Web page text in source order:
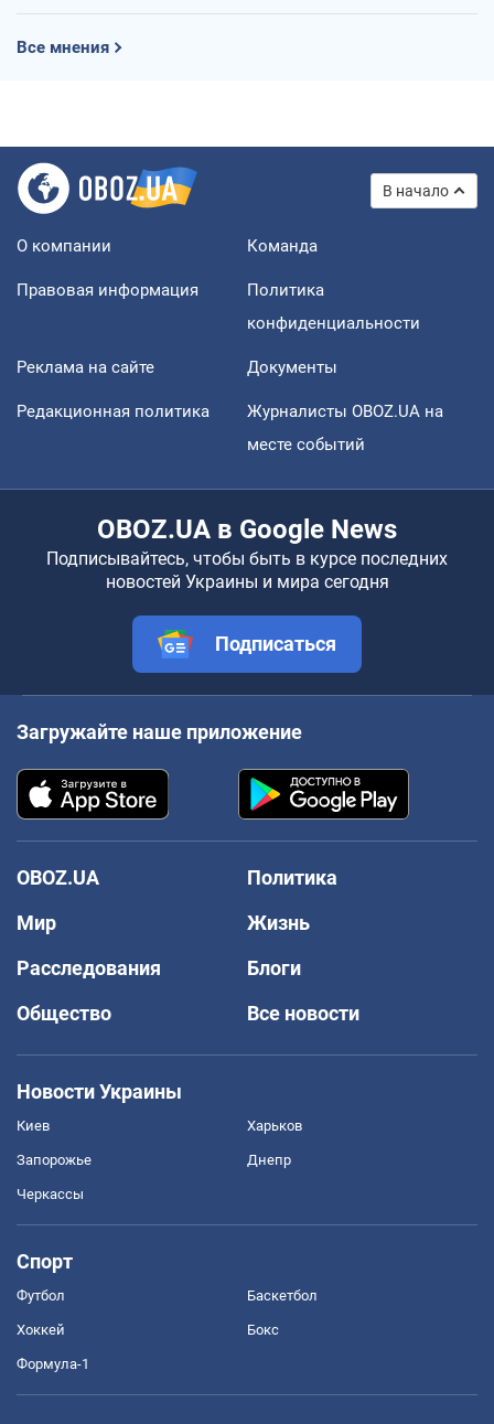
Все мнения
В начало
О компании Команда
Правовая информация
Политика
конфиденциальности
Реклама на сайте Документы
Редакционная политика
Журналисты OBOZ.UA на
месте событий
OBOZ.UA в Google News
Подписывайтесь, чтобы быть в курсе последних
новостей Украины и мира сегодня
Подписаться
Загружайте наше приложение
OBOZ.UA
Политика
Мир
Жизнь
Расследования
Блоги
Общество
Все новости
Новости Украины
Киев Харьков
Запорожье Днепр
Черкассы
Спорт
Футбол Баскетбол
Хоккей Бокс
Формула-1